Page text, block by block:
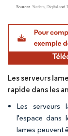
Image © Mordor
Les serveurs
rapide dans les
Les serveurs
l'espace dans
lames peuvent